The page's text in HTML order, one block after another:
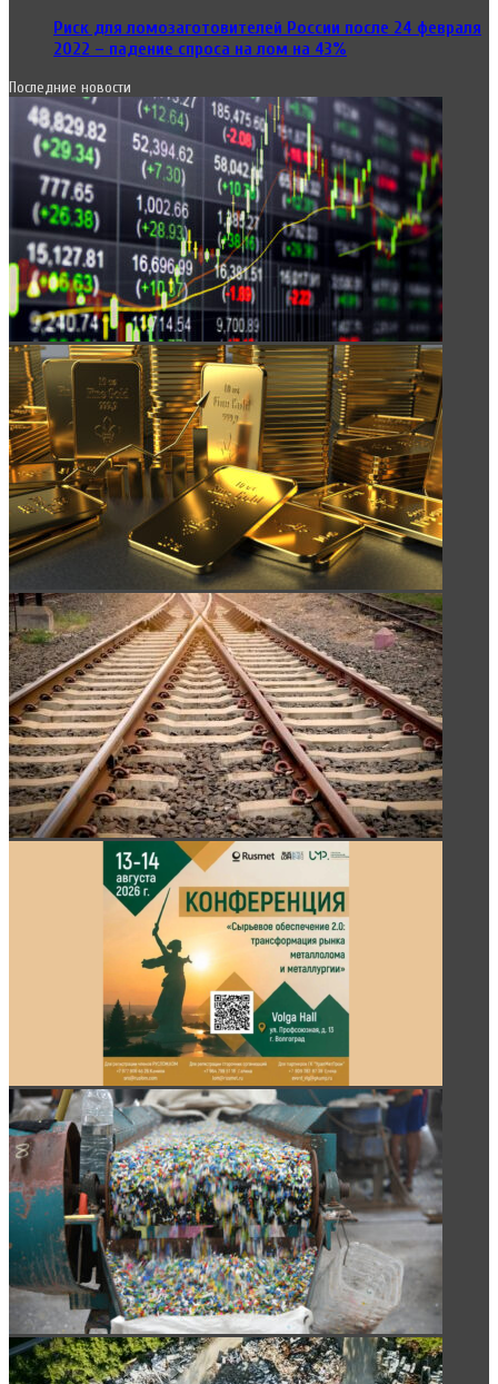
Риск для ломозаготовителей России после 24 февраля
2022 – падение спроса на лом на 43%
Последние новости